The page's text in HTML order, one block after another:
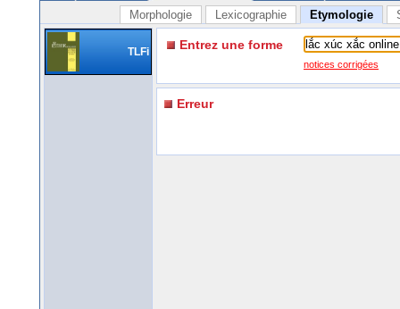
Morphologie Lexicographie Etymologie
TLFi Entrez une forme
notices corrigées
Erreur